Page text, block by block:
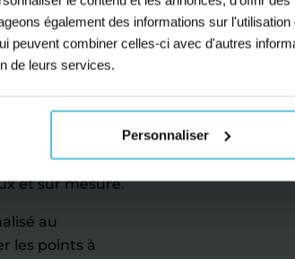
également des informations sur
peuvent combiner celles-ci avec d'autres
de leurs services.
Personnaliser
matière exigeante
ou des concours
bac.
de
cours particuliers
et sur mesure.
au
les points à